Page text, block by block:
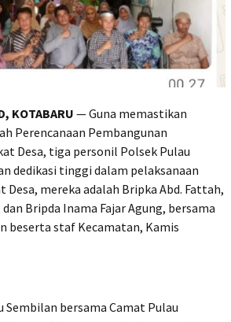
KOTABARU — Guna memastikan
Perencanaan Pembangunan
Desa, tiga personil Polsek Pulau
dedikasi tinggi dalam pelaksanaan
Desa, mereka adalah Bripka Abd. Fattah,
Bripda Inama Fajar Agung, bersama
beserta staf Kecamatan, Kamis
Sembilan bersama Camat Pulau